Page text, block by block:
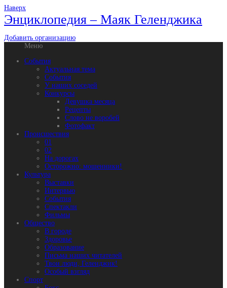
Наверх
Энциклопедия – Маяк Геленджика
Добавить организацию
Меню
События
Актуальная тема
События
У наших соседей
Конкурсы
Девушка месяца
Рецепты
Слово не воробей
Фотофакт
Происшествия
01
02
На дорогах
Осторожно: мошенники!
Культура
Выставки
Интервью
События
Спектакли
Фильмы
Общество
В городе
Здоровье
Образование
Письма наших читателей
Твои люди, Геленджик!
Особый взгляд
Спорт